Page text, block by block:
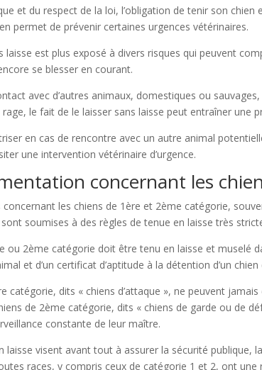
et du respect de la loi, l’obligation de tenir son
permet de prévenir certaines urgences vétérinaires.
laisse est plus exposé à divers risques qui peuvent
se blesser en courant.
avec d’autres animaux, domestiques ou
le fait de le laisser sans laisse peut entraîner une
en cas de rencontre avec un autre animal
une intervention vétérinaire d’urgence.
concernant les
les chiens de 1ère et 2ème catégorie,
soumises à des règles de tenue en laisse très
ou 2ème catégorie doit être tenu en laisse et muselé
et d’un certificat d’aptitude à la détention d’un
catégorie, dits « chiens d’attaque », ne peuvent
de 2ème catégorie, dits « chiens de garde ou de
constante de leur maître.
laisse visent avant tout à assurer la sécurité
races, y compris ceux de catégorie 1 et 2, ont